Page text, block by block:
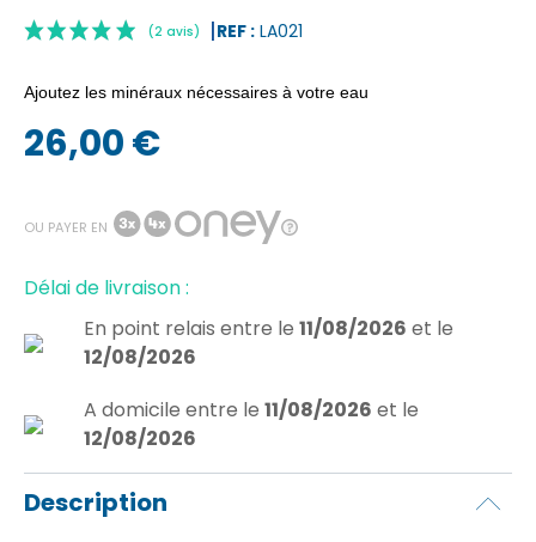
REF : LA021
(2 avis) |
Ajoutez les minéraux nécessaires à votre eau
26,00 €
OU PAYER EN
Délai de livraison :
En point relais entre le 11/08/2026 et le
12/08/2026
A domicile entre le 11/08/2026 et le
12/08/2026
Description